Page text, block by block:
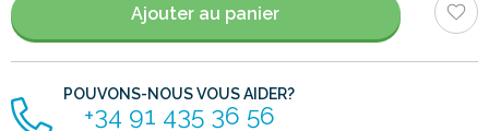
Ajouter au panier
POUVONS-NOUS VOUS AIDER?
+34 91 435 36 56